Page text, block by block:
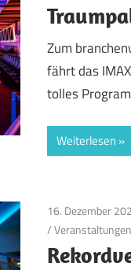
Zum
fährt das
tolles
Weiterlesen
16. Dezember
/Veranstaltungen